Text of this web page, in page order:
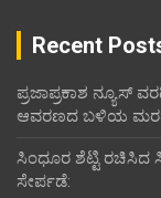
Recent
ಪ್ರಜಾಪ್ರಕಾಶ ನ್ಯೂಸ್
ಆವರಣದ ಬಳಿಯ ಮರದ
ಸಿಂಧೂರ ಶೆಟ್ಟಿ
ಸೇರ್ಪಡೆ: